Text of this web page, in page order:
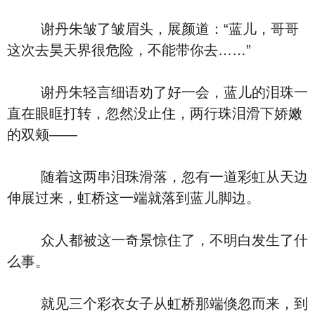
谢丹朱皱了皱眉头，展颜道：“蓝儿，哥哥
这次去昊天界很危险，不能带你去……”
谢丹朱轻言细语劝了好一会，蓝儿的泪珠一
直在眼眶打转，忽然没止住，两行珠泪滑下娇嫩
的双颊——
随着这两串泪珠滑落，忽有一道彩虹从天边
伸展过来，虹桥这一端就落到蓝儿脚边。
众人都被这一奇景惊住了，不明白发生了什
么事。
就见三个彩衣女子从虹桥那端倏忽而来，到